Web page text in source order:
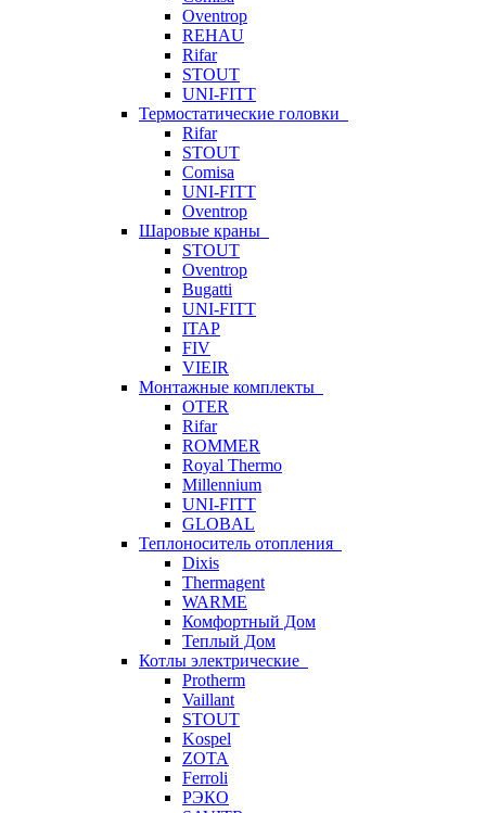
Oventrop
REHAU
Rifar
STOUT
UNI-FITT
Термостатические головки
Rifar
STOUT
Comisa
UNI-FITT
Oventrop
Шаровые краны
STOUT
Oventrop
Bugatti
UNI-FITT
ITAP
FIV
VIEIR
Монтажные комплекты
OTER
Rifar
ROMMER
Royal Thermo
Millennium
UNI-FITT
GLOBAL
Теплоноситель отопления
Dixis
Thermagent
WARME
Комфортный Дом
Теплый Дом
Котлы электрические
Protherm
Vaillant
STOUT
Kospel
ZOTA
Ferroli
РЭКО